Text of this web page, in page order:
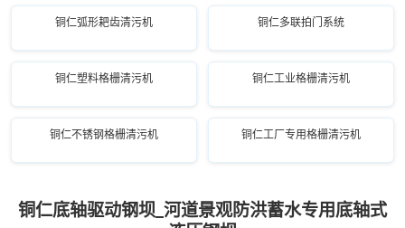
铜仁弧形耙齿清污机 铜仁多联拍门系统
铜仁塑料格栅清污机 铜仁工业格栅清污机
铜仁不锈钢格栅清污机 铜仁工厂专用格栅清污机
铜仁底轴驱动钢坝_河道景观防洪蓄水专用底轴式